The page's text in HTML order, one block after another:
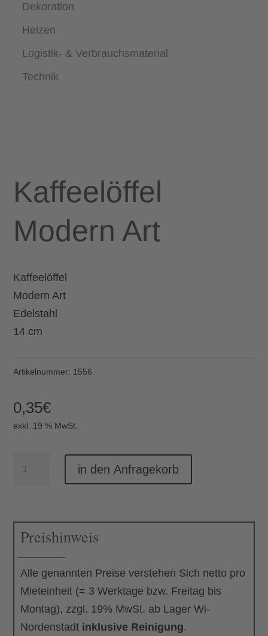
Dekoration
Heizen
Logistik- & Verbrauchsmaterial
Technik
Kaffeelöffel
Modern Art
Kaffeelöffel
Modern Art
Edelstahl
14 cm
Artikelnummer: 1556
0,35€
exkl. 19 % MwSt.
in den Anfragekorb
Preishinweis
Alle genannten Preise verstehen Sich netto pro
Mieteinheit (= 3 Werktage bzw. Freitag bis
Montag), zzgl. 19% MwSt. ab Lager Wi-
Nordenstadt inklusive Reinigung.